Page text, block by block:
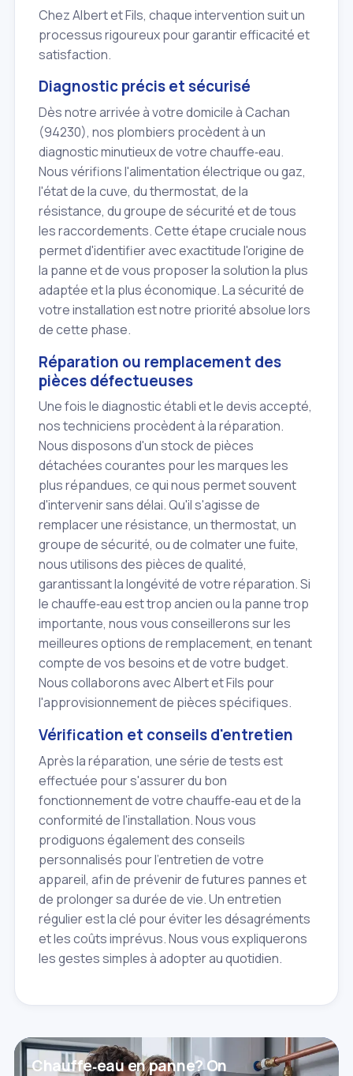
Chez Albert et Fils, chaque intervention suit un
processus rigoureux pour garantir efficacité et
satisfaction.
Diagnostic précis et sécurisé
Dès notre arrivée à votre domicile à Cachan
(94230), nos plombiers procèdent à un
diagnostic minutieux de votre chauffe‑eau.
Nous vérifions l'alimentation électrique ou gaz,
l'état de la cuve, du thermostat, de la
résistance, du groupe de sécurité et de tous
les raccordements. Cette étape cruciale nous
permet d'identifier avec exactitude l'origine de
la panne et de vous proposer la solution la plus
adaptée et la plus économique. La sécurité de
votre installation est notre priorité absolue lors
de cette phase.
Réparation ou remplacement des
pièces défectueuses
Une fois le diagnostic établi et le devis accepté,
nos techniciens procèdent à la réparation.
Nous disposons d'un stock de pièces
détachées courantes pour les marques les
plus répandues, ce qui nous permet souvent
d'intervenir sans délai. Qu'il s'agisse de
remplacer une résistance, un thermostat, un
groupe de sécurité, ou de colmater une fuite,
nous utilisons des pièces de qualité,
garantissant la longévité de votre réparation. Si
le chauffe‑eau est trop ancien ou la panne trop
importante, nous vous conseillerons sur les
meilleures options de remplacement, en tenant
compte de vos besoins et de votre budget.
Nous collaborons avec Albert et Fils pour
l'approvisionnement de pièces spécifiques.
Vérification et conseils d'entretien
Après la réparation, une série de tests est
effectuée pour s'assurer du bon
fonctionnement de votre chauffe‑eau et de la
conformité de l'installation. Nous vous
prodiguons également des conseils
personnalisés pour l'entretien de votre
appareil, afin de prévenir de futures pannes et
de prolonger sa durée de vie. Un entretien
régulier est la clé pour éviter les désagréments
et les coûts imprévus. Nous vous expliquerons
les gestes simples à adopter au quotidien.
Chauffe‑eau en panne? On